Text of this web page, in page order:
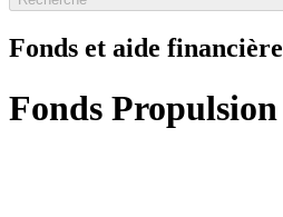
Fonds et aide financière
Fonds Propulsion